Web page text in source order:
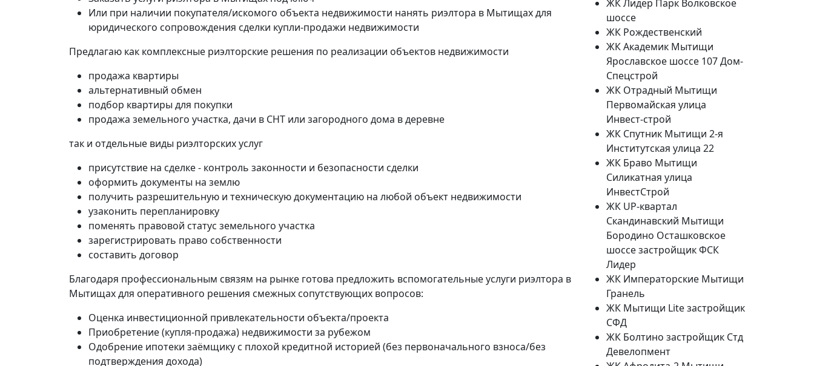
Или при наличии покупателя/искомого объекта недвижимости нанять риэлтора в Мытищах для
юридического сопровождения сделки купли-продажи недвижимости
Предлагаю как комплексные риэлторские решения по реализации объектов недвижимости
продажа квартиры
альтернативный обмен
подбор квартиры для покупки
продажа земельного участка, дачи в СНТ или загородного дома в деревне
так и отдельные виды риэлторских услуг
присутствие на сделке - контроль законности и безопасности сделки
оформить документы на землю
получить разрешительную и техническую документацию на любой объект недвижимости
узаконить перепланировку
поменять правовой статус земельного участка
зарегистрировать право собственности
составить договор
Благодаря профессиональным связям на рынке готова предложить вспомогательные услуги риэлтора в
Мытищах для оперативного решения смежных сопутствующих вопросов:
Оценка инвестиционной привлекательности объекта/проекта
Приобретение (купля-продажа) недвижимости за рубежом
Одобрение ипотеки заёмщику с плохой кредитной историей (без первоначального взноса/без
подтверждения дохода)
ЖК Лидер Парк Волковское
шоссе
ЖК Рождественский
ЖК Академик Мытищи
Ярославское шоссе 107 Дом-
Спецстрой
ЖК Отрадный Мытищи
Первомайская улица
Инвест-строй
ЖК Спутник Мытищи 2-я
Институтская улица 22
ЖК Браво Мытищи
Силикатная улица
ИнвестСтрой
ЖК UP-квартал
Скандинавский Мытищи
Бородино Осташковское
шоссе застройщик ФСК
Лидер
ЖК Императорские Мытищи
Гранель
ЖК Мытищи Lite застройщик
СФД
ЖК Болтино застройщик Стд
Девелопмент